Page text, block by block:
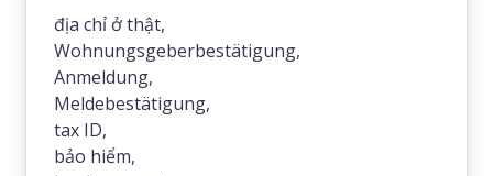
địa chỉ ở thật,
Wohnungsgeberbestätigung,
Anmeldung,
Meldebestätigung,
tax ID,
bảo hiểm,